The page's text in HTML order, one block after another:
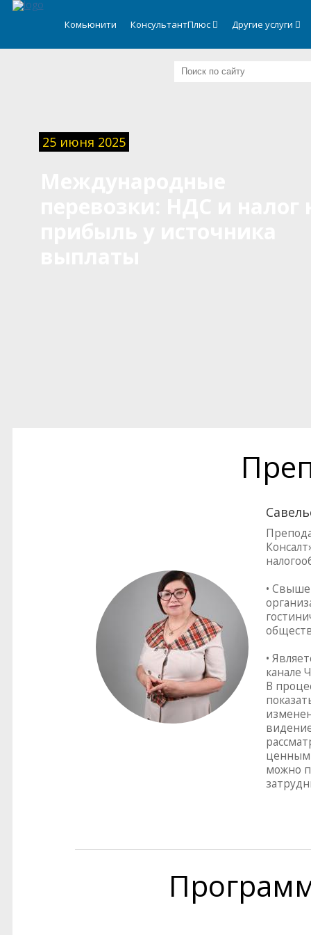
Комьюнити КонсультантПлюс Другие услуги
25 июня 2025
• Свыше
•
канале
В
ценным
можно